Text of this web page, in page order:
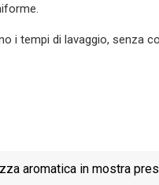
i tempi di lavaggio, senza
aromatica in mostra